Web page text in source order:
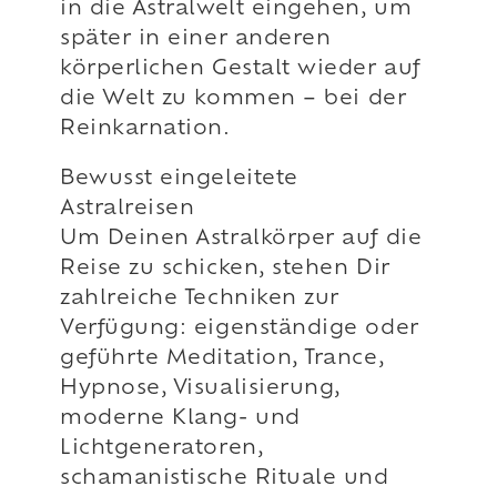
in die Astralwelt eingehen, um
später in einer anderen
körperlichen Gestalt wieder auf
die Welt zu kommen – bei der
Reinkarnation.
Bewusst eingeleitete
Astralreisen
Um Deinen Astralkörper auf die
Reise zu schicken, stehen Dir
zahlreiche Techniken zur
Verfügung: eigenständige oder
geführte Meditation, Trance,
Hypnose, Visualisierung,
moderne Klang- und
Lichtgeneratoren,
schamanistische Rituale und